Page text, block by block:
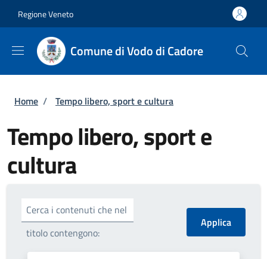
Regione Veneto
Comune di Vodo di Cadore
Briciole di pane
Home / Tempo libero, sport e cultura
Tempo libero, sport e
cultura
Cerca i contenuti che nel
titolo contengono: